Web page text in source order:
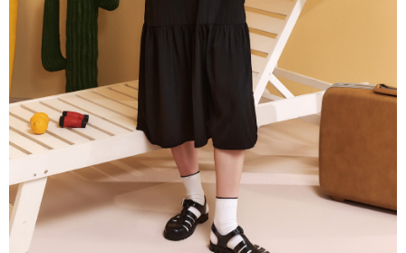
【注意事項】
１．透過由恩沛科技股份有限公司提供之「AFTEE先享後付」服務完成之交
易，需依本服務之必要範圍內提供個人資料，並將交易相關給付款項請求債
權轉讓予恩沛科技股份有限公司。
２．關於個人資料處理事宜，請瀏覽以下網址：
https://aftee.tw/terms/#terms3
３．未成年的使用者請事先徵得法定代理人或監護人之同意方可使用
「AFTEE先享後付」，若未經同意申辦者引起之損失，本公司不負相關責
任。
４．使用「AFTEE先享後付」時，將依據個別帳號之用戶狀況，依本公司即
時審查核予不同之上限額度；若仍有額度不足之情形，本公司將視審查結果
請求用戶進行身份認證。
５．嚴禁一人註冊多個帳號或使用他人資訊註冊。若發現惡意使用之情形，
恩沛科技股份有限公司將有權停止該用戶之使用額度並採取法律行動。
付款後7-11取貨
每筆NT$120，滿NT$2,500(含以上)免運費
每筆NT$120，滿NT$2,500(含以上)免運費
宅配離島
每筆NT$120，滿NT$2,500(含以上)免運費
付款後門市自取
免運費